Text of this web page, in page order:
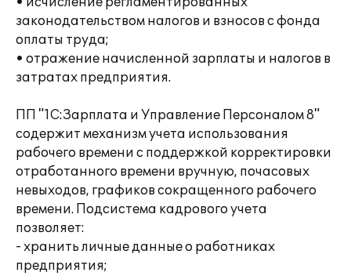
законодательством налогов и взносов с фонда
оплаты труда;
• отражение начисленной зарплаты и налогов в
затратах предприятия.
ПП "1С:Зарплата и Управление Персоналом 8"
содержит механизм учета использования
рабочего времени с поддержкой корректировки
отработанного времени вручную, почасовых
невыходов, графиков сокращенного рабочего
времени. Подсистема кадрового учета
позволяет:
- хранить личные данные о работниках
предприятия;